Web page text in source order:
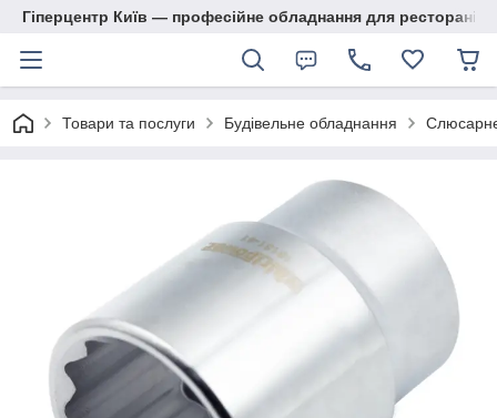
Гіперцентр Київ — професійне обладнання для ресторанів,
Товари та послуги Будівельне обладнання